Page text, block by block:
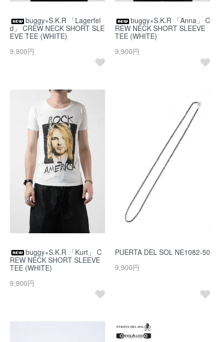
buggy×S.K.R 「Lagerfel
d」 CREW NECK SHORT SLE
EVE TEE (WHITE)
9,900円
buggy×S.K.R 「Anna」 C
REW NECK SHORT SLEEVE
TEE (WHITE)
9,900円
buggy×S.K.R 「Kurt」 C
REW NECK SHORT SLEEVE
TEE (WHITE)
9,900円
PUERTA DEL SOL NE1082-50
9,900円